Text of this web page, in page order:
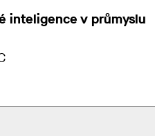
inteligence v průmyslu